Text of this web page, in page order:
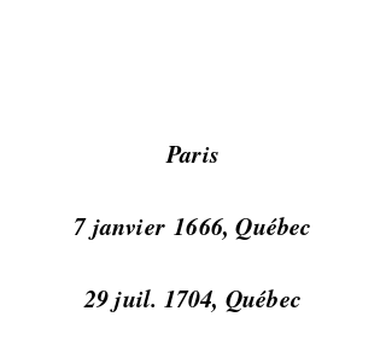
Paris
7 janvier 1666, Québec
29 juil. 1704, Québec